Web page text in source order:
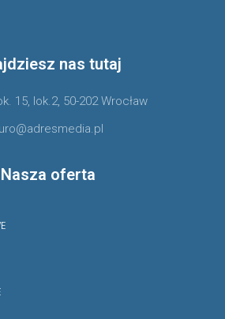
nas tutaj
15, lok.2, 50-202 Wrocław
Nasza oferta